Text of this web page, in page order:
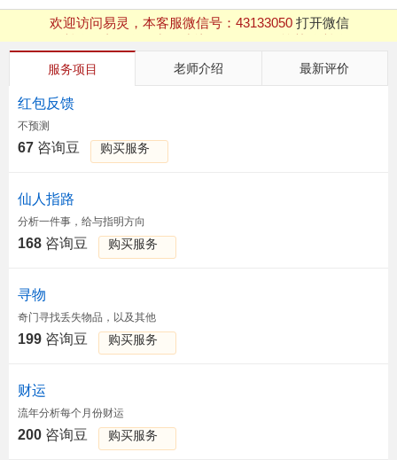
欢迎访问易灵，本客服微信号：43133050 打开微信
QQ浏览器支付有异常，建议用微信、UC等其他浏览器
欢迎访问易灵，本客服微信号：43133050 打开微信
QQ浏览器支付有异常，建议用微信、UC等其他浏览器
服务项目 老师介绍 最新评价
红包反馈
不预测
67 咨询豆 购买服务
仙人指路
分析一件事，给与指明方向
168 咨询豆 购买服务
寻物
奇门寻找丢失物品，以及其他
199 咨询豆 购买服务
财运
流年分析每个月份财运
200 咨询豆 购买服务